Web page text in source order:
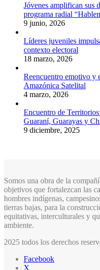
Jóvenes amplifican sus
programa radial
9 junio, 2026
Líderes juveniles
contexto electoral
18 marzo, 2026
Reencuentro emotivo y
Amazónica Satelital
4 marzo, 2026
Encuentro de
Guaraní, Guarayas y
9 diciembre, 2025
Somos una obra de la
objetivos que fortalezcan las
hombres indígenas,
tierras bajas, para la
equitativas, interculturales y
ambiente.
2025 todos los derechos
Facebook
X